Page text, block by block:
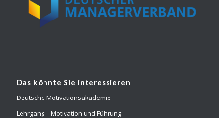
Das könnte Sie interessieren
Deutsche Motivationsakademie
Lehrgang – Motivation und Führung